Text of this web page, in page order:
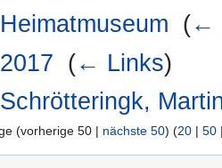
Heimatmuseum (←
2017 (← Links)
Schrötteringk,
(vorherige 50 | nächste 50) (20 | 50